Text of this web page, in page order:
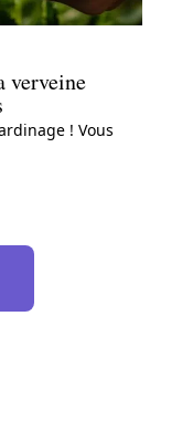
verveine
! Vous